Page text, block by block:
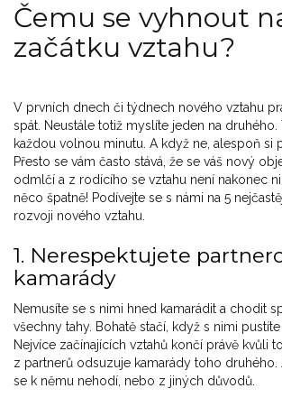
Čemu se vyhnout
začátku vztahu?
V prvních dnech či týdnech nového vztahu
spát. Neustále totiž myslíte jeden na druhého.
každou volnou minutu. A když ne, alespoň si
Přesto se vám často stává, že se váš nový
odmlčí a z rodícího se vztahu není nakonec
něco špatně! Podívejte se s námi na 5
rozvoji nového vztahu.
1. Nerespektujete
kamarády
Nemusíte se s nimi hned kamarádit a chodit
všechny tahy. Bohatě stačí, když s nimi
Nejvíce začínajících vztahů končí právě kvůli
z partnerů odsuzuje kamarády toho druhého.
se k němu nehodí, nebo z jiných důvodů.